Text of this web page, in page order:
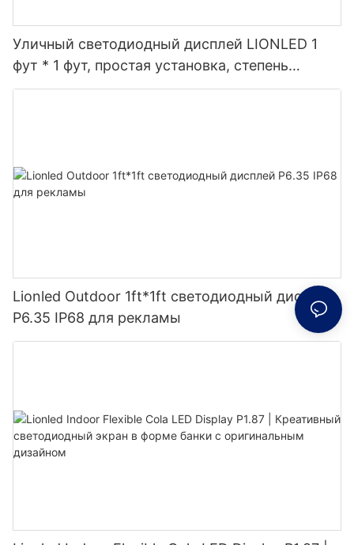
Уличный светодиодный дисплей LIONLED 1
фут * 1 фут, простая установка, степень
защиты P9.5 IP68.
Lionled Outdoor 1ft*1ft светодиодный дисплей
P6.35 IP68 для рекламы